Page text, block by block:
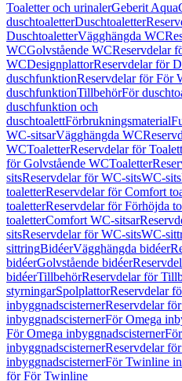
Toaletter och urinalerGeberit
duschtoaletterDuschtoaletter
DuschtoaletterVägghängda WC
WCGolvstående WCReservdelar
WCDesignplattorReservdelar för
duschfunktionReservdelar för För
duschfunktionTillbehörFör
duschfunktion och
duschtoalettFörbrukningsmaterial
WC-sitsarVägghängda WC
WCToaletterReservdelar för
för Golvstående WCToaletter
sitsReservdelar för WC-sitsWC-sits
toaletterReservdelar för Comfort
toaletterReservdelar för Förhöjda
toaletterComfort WC-sitsar
sitsReservdelar för WC-sitsWC-
sittringBidéerVägghängda bidéer
bidéerGolvstående bidéer
bidéerTillbehörReservdelar för
styrningarSpolplattorReservdelar
inbyggnadscisternerReservdelar
inbyggnadscisternerFör Omega
För Omega inbyggnadscisterner
inbyggnadscisternerReservdelar
inbyggnadscisternerFör Twinline
för För Twinline